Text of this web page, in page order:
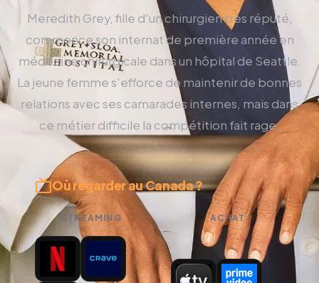
Meredith Grey, fille d'un chirurgien très réputé,
commence son internat de première année en
médecine chirurgicale dans un hôpital de Seattle.
La jeune femme s'efforce de maintenir de bonnes
relations avec ses camarades internes, mais dans
ce métier difficile la compétition fait rage.
Où regarder au Canada ?
STREAMING ACHAT